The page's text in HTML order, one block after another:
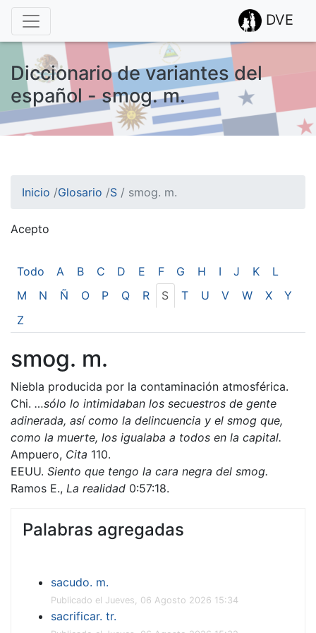
DVE
Diccionario de variantes del
español - smog. m.
Inicio /Glosario /S / smog. m.
Acepto
Todo A B C D E F G H I J K
L
M
N Ñ O P Q R S T U V W X
Y
Z
smog. m.
Niebla producida por la contaminación atmosférica.
Chi. …sólo lo intimidaban los secuestros de gente
adinerada, así como la delincuencia y el smog que,
como la muerte, los igualaba a todos en la capital.
Ampuero, Cita 110.
EEUU. Siento que tengo la cara negra del smog.
Ramos E., La realidad 0:57:18.
Palabras agregadas
sacudo. m.
Publicado el Jueves, 06 Agosto 2026 15:34
sacrificar. tr.